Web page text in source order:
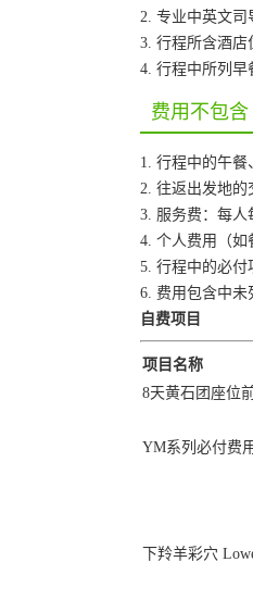
2. 专业中英文司
3. 行程所含酒店
4. 行程中所列早
费用不包含
1. 行程中的午餐
2. 往返出发地的
3. 服务费：每人
4. 个人费用（如
5. 行程中的必付
6. 费用包含中未
自费项目
项目名称
8天黄石团座位
YM系列必付费
下羚羊彩穴